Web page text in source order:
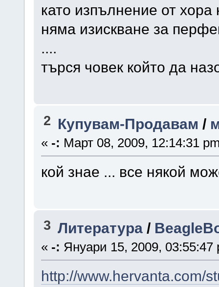
като изпълнение от хора
няма изискване за
....
търся човек който да
2 Купувам-Продавам /
« -: Март 08, 2009, 12:14:31
кой знае ... все някой
3 Литература /
« -: Януари 15, 2009, 03:55:47
http://www.hervanta.com/